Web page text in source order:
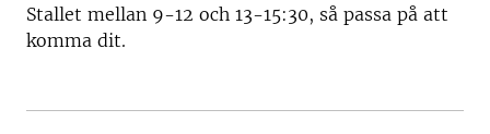
Stallet mellan 9-12 och 13-15:30, så passa på att
komma dit.